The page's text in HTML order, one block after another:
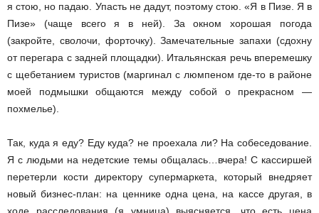
я стою, но падаю. Упасть не дадут, поэтому стою. «Я в Пизе. Я в
Пизе» (чаще всего я в ней). За окном хорошая погода
(закройте, сволочи, форточку). Замечательные запахи (сдохну
от перегара с задней площадки). Итальянская речь вперемешку
с щебетанием туристов (маргинал с люмпеном где-то в районе
моей подмышки общаются между собой о прекрасном —
похмелье).
Так, куда я еду? Еду куда? не проехала ли? На собеседование.
Я с людьми на недетские темы общалась…вчера! С кассиршей
перетерли кости директору супермаркета, который внедряет
новый бизнес-план: на ценнике одна цена, на кассе другая, в